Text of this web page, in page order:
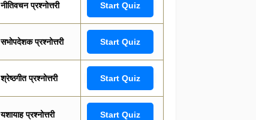
नीतिवचन प्रश्नोत्तरी Start Quiz
सभोपदेशक प्रश्नोत्तरी Start Quiz
श्रेष्ठगीत प्रश्नोत्तरी Start Quiz
यशायाह प्रश्नोत्तरी Start Quiz